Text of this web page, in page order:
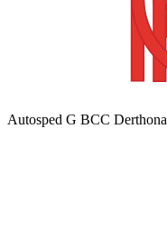
Autosped G BCC Derthona